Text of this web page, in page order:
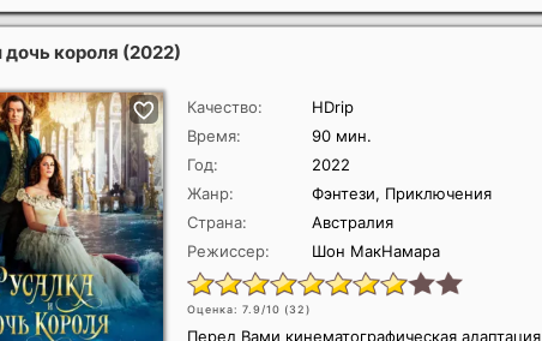
дочь короля (2022)
Качество:
HDrip
Время:
90 мин.
Год:
2022
Жанр:
Фэнтези, Приключения
Страна:
Австралия
Режиссер:
Шон МакНамара
Оценка: 7.9/10 (32)
Перед Вами кинематографическая адаптация